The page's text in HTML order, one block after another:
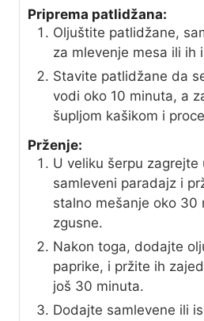
Priprema patlidžana:
Oljuštite patlidžane,
za mlevenje mesa ili ih
Stavite patlidžane da
vodi oko 10 minuta, a
šupljom kašikom i
Prženje:
U veliku šerpu zagrejte
samleveni paradajz i
stalno mešanje oko 30
zgusne.
Nakon toga, dodajte
paprike, i pržite ih
još 30 minuta.
Dodajte samlevene ili